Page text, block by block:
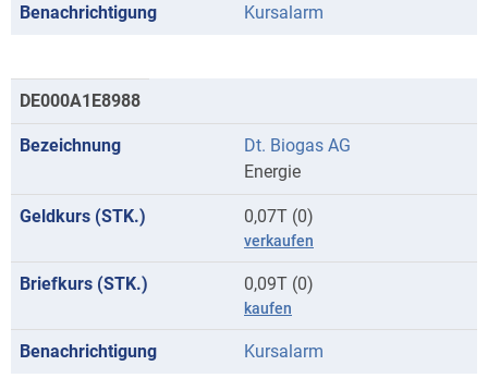
Kursalarm
DE000A1E8988
Dt. Biogas AG
Energie
0,07T (0)
verkaufen
0,09T (0)
kaufen
Kursalarm